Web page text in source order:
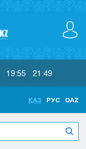
19:55 21:49
ҚАЗ РУС QAZ